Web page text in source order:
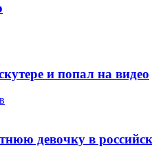
и попал на видео
девочку в